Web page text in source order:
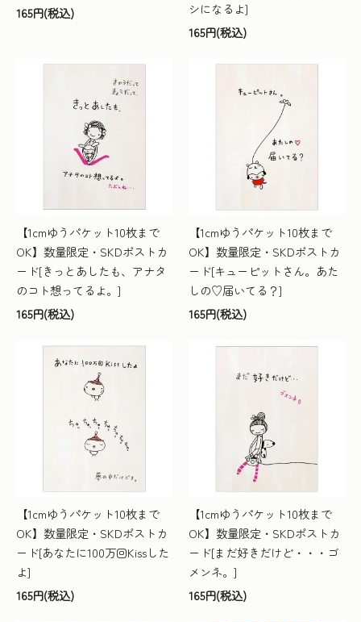
165円(税込)
シになるよ]
165円(税込)
【1cmゆうパケット10枚まで
OK】数量限定・SKDポストカ
ード[きっとあしたも、アナタ
のコト想ってるよ。]
165円(税込)
【1cmゆうパケット10枚まで
OK】数量限定・SKDポストカ
ード[キューピットさん。あた
しの♡届いてる？]
165円(税込)
【1cmゆうパケット10枚まで
OK】数量限定・SKDポストカ
ード[あなたに100万回Kissした
よ]
165円(税込)
【1cmゆうパケット10枚まで
OK】数量限定・SKDポストカ
ード[まだ好きだけど・・・ゴ
メンネ。]
165円(税込)